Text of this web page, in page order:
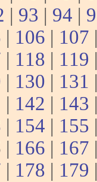
| 93 | 94 |
| 106 | 107
| 118 | 119
| 130 | 131
| 142 | 143
| 154 | 155
| 166 | 167
| 178 | 179